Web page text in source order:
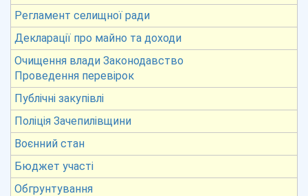
Регламент селищної ради
Декларації про майно та доходи
Очищення влади Законодавство
Проведення перевірок
Публічні закупівлі
Поліція Зачепилівщини
Воєнний стан
Бюджет участі
Обгрунтування